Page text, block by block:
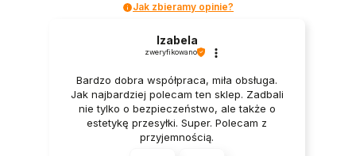
Jak zbieramy opinie?
Izabela
zweryfikowano
Bardzo dobra współpraca, miła obsługa.
Jak najbardziej polecam ten sklep. Zadbali
nie tylko o bezpieczeństwo, ale także o
estetykę przesyłki. Super. Polecam z
przyjemnością.